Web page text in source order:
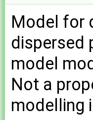
Model for
dispersed
model
Not a
modelling